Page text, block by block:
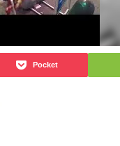
Pocket